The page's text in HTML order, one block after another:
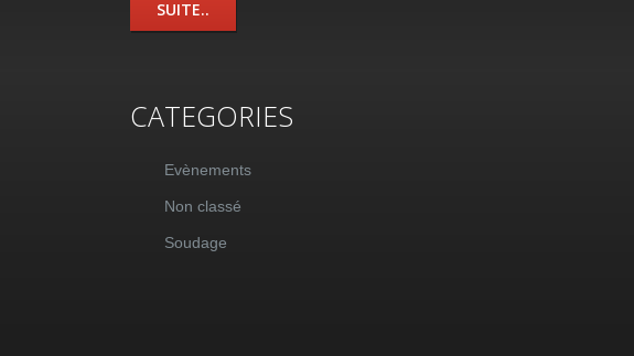
SUITE..
CATEGORIES
Evènements
Non classé
Soudage